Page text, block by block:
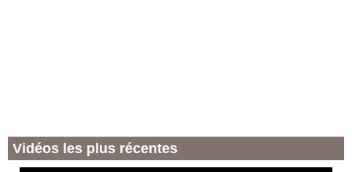
Vidéos les plus récentes